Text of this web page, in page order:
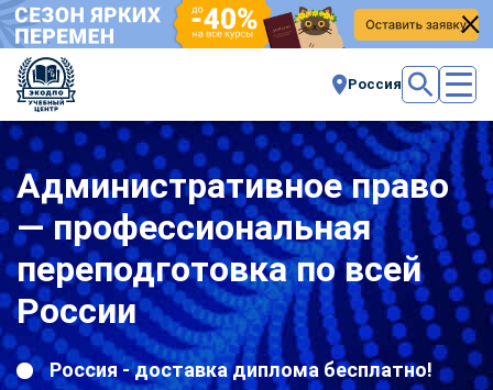
Россия
Административное право
— профессиональная
переподготовка по всей
России
Россия - доставка диплома бесплатно!